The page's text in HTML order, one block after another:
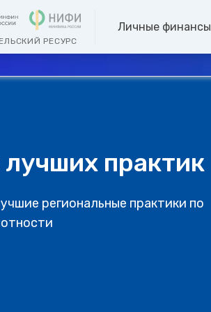
РЕСУРС
Личные финансы
практик
региональные практики по